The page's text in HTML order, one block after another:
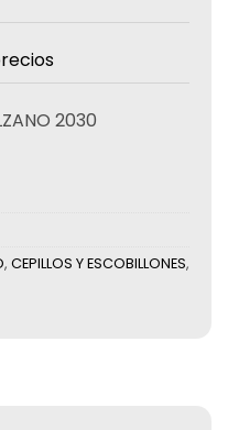
2030
, CEPILLOS Y ESCOBILLONES,